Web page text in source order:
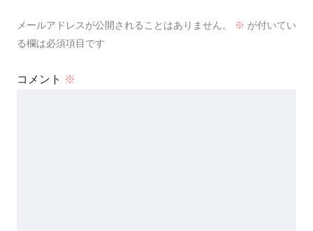
メールアドレスが公開されることはありません。 ※ が付いてい
る欄は必須項目です
コメント ※